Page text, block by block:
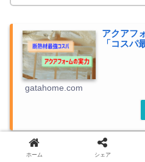
アクアフ
「コスパ
gatahome.com
ホーム シェア